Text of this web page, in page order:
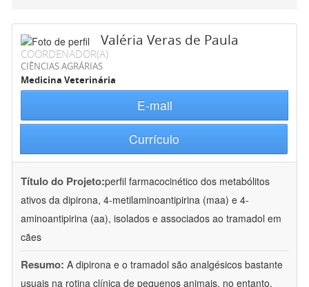
Valéria Veras de Paula
COORDENADOR(A)
CIÊNCIAS AGRÁRIAS
Medicina Veterinária
E-mail
Currículo
Título do Projeto:perfil farmacocinético dos metabólitos
ativos da dipirona, 4-metilaminoantipirina (maa) e 4-
aminoantipirina (aa), isolados e associados ao tramadol em
cães
Resumo: A dipirona e o tramadol são analgésicos bastante
usuais na rotina clínica de pequenos animais, no entanto,